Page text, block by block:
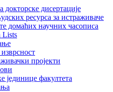
докторске дисертације
ресурса за истраживаче
домаћих научних часописа
Lists
пројекти
јединице факултета